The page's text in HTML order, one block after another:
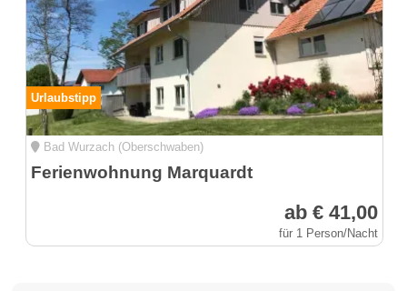
Urlaubstipp
Bad Wurzach (Oberschwaben)
Ferienwohnung Marquardt
ab € 41,00
für 1 Person/Nacht